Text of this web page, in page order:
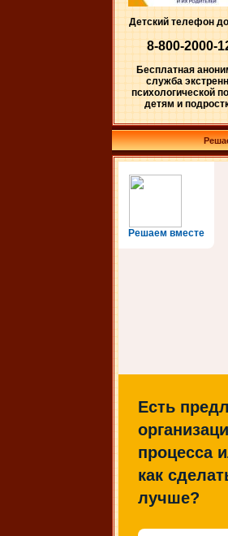
Детский телефон
8-800-2000-
Бесплатная
служба
психологической
детям и
Решаем вместе
Есть
процесса
как
лучше?